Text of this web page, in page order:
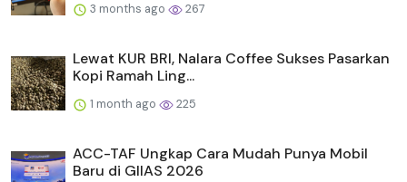
3 months ago 267
Lewat KUR BRI, Nalara Coffee Sukses Pasarkan
Kopi Ramah Ling...
1 month ago 225
ACC-TAF Ungkap Cara Mudah Punya Mobil
Baru di GIIAS 2026